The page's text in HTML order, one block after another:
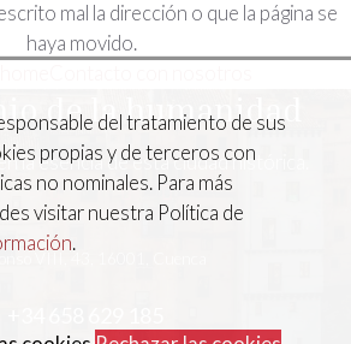
mal la dirección o que la página se
haya movido.
de la humanidad
la esencia de esta ciudad histórica.
del tratamiento de sus
propias y de terceros con
no nominales. Para más
visitar nuestra Política de
.